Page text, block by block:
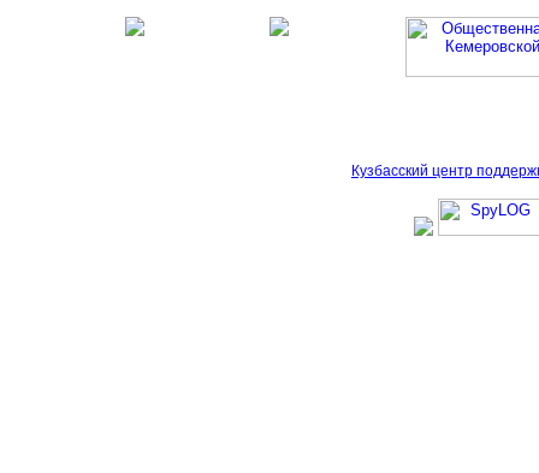
Кузбасский центр